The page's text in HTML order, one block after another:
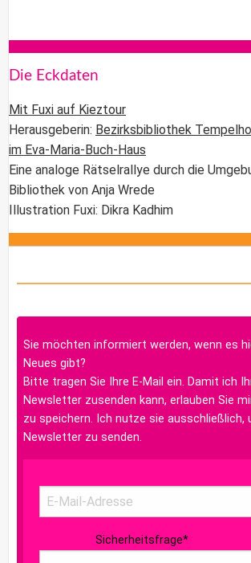
Die Eckdaten
Mit Fuxi auf Kieztour
Herausgeberin: Bezirksbibliothek
im Eva-Maria-Buch-Haus
Eine analoge Rätselrallye durch die
Bibliothek von Anja Wrede
Illustration Fuxi: Dikra Kadhim
Sie möchten informiert werden, wenn es
Neues gibt?
Bitte tragen Sie Ihre E-Mail ein. Damit ich
Newsletter zusenden kann, erlauben Sie
zu speichern. Ich nutze sie ausschließlich,
Newsletter zu senden.
Sicherheitsfrage*